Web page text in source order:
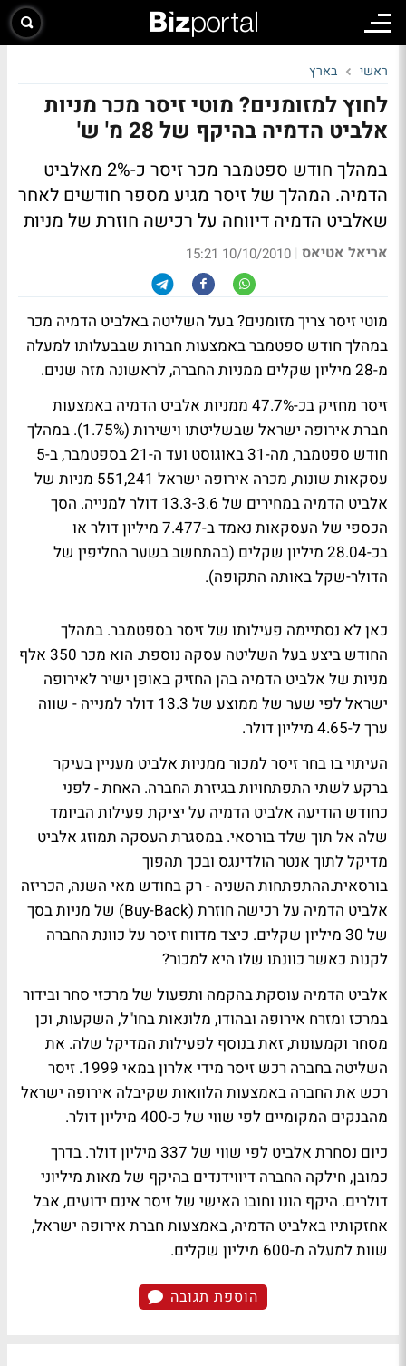
ראשי בארץ
לחוץ למזומנים? מוטי זיסר מכר מניות
אלביט הדמיה בהיקף של 28 מ' ש'
במהלך חודש ספטמבר מכר זיסר כ-2% מאלביט
הדמיה. המהלך של זיסר מגיע מספר חודשים לאחר
שאלביט הדמיה דיווחה על רכישה חוזרת של מניות
אריאל אטיאס |
10/10/2010 15:21
מוטי זיסר צריך מזומנים? בעל השליטה באלביט הדמיה מכר
במהלך חודש ספטמבר באמצעות חברות שבבעלותו למעלה
מ-28 מיליון שקלים ממניות החברה, לראשונה מזה שנים.
זיסר מחזיק בכ-47.7% ממניות אלביט הדמיה באמצעות
חברת אירופה ישראל שבשליטתו וישירות (1.75%). במהלך
חודש ספטמבר, מה-31 באוגוסט ועד ה-21 בספטמבר, ב-5
עסקאות שונות, מכרה אירופה ישראל 551,241 מניות של
אלביט הדמיה במחירים של 13.3-3.6 דולר למנייה. הסך
הכספי של העסקאות נאמד ב-7.477 מיליון דולר או
בכ-28.04 מיליון שקלים (בהתחשב בשער החליפין של
הדולר-שקל באותה התקופה).
כאן לא נסתיימה פעילותו של זיסר בספטמבר. במהלך
החודש ביצע בעל השליטה עסקה נוספת. הוא מכר 350 אלף
מניות של אלביט הדמיה בהן החזיק באופן ישיר לאירופה
ישראל לפי שער של ממוצע של 13.3 דולר למנייה - שווה
ערך ל-4.65 מיליון דולר.
העיתוי בו בחר זיסר למכור ממניות אלביט מעניין בעיקר
ברקע לשתי התפתחויות בגיזרת החברה. האחת - לפני
כחודש הודיעה אלביט הדמיה על יציקת פעילות הביומד
שלה אל תוך שלד בורסאי. במסגרת העסקה תמוזג אלביט
מדיקל לתוך אנטר הולדינגס ובכך תהפוך
בורסאית.ההתפתחות השניה - רק בחודש מאי השנה, הכריזה
אלביט הדמיה על רכישה חוזרת (Buy-Back) של מניות בסך
של 30 מיליון שקלים. כיצד מדווח זיסר על כוונת החברה
לקנות כאשר כוונתו שלו היא למכור?
אלביט הדמיה עוסקת בהקמה ותפעול של מרכזי סחר ובידור
במרכז ומזרח אירופה ובהודו, מלונאות בחו"ל, השקעות, וכן
מסחר וקמעונות, זאת בנוסף לפעילות המדיקל שלה. את
השליטה בחברה רכש זיסר מידי אלרון במאי 1999. זיסר
רכש את החברה באמצעות הלוואות שקיבלה אירופה ישראל
מהבנקים המקומיים לפי שווי של כ-400 מיליון דולר.
כיום נסחרת אלביט לפי שווי של 337 מיליון דולר. בדרך
כמובן, חילקה החברה דיווידנדים בהיקף של מאות מיליוני
דולרים. היקף הונו וחובו האישי של זיסר אינם ידועים, אבל
אחזקותיו באלביט הדמיה, באמצעות חברת אירופה ישראל,
שוות למעלה מ-600 מיליון שקלים.
הוספת תגובה